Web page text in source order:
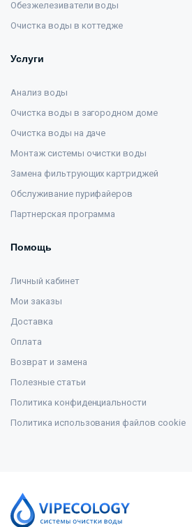
Обезжелезиватели воды
Очистка воды в коттедже
Услуги
Анализ воды
Очистка воды в загородном доме
Очистка воды на даче
Монтаж системы очистки воды
Замена фильтрующих картриджей
Обслуживание пурифайеров
Партнерская программа
Помощь
Личный кабинет
Мои заказы
Доставка
Оплата
Возврат и замена
Полезные статьи
Политика конфиденциальности
Политика использования файлов cookie